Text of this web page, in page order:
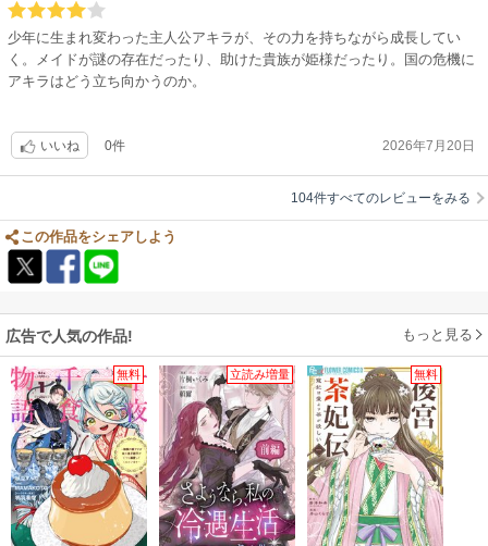
少年に生まれ変わった主人公アキラが、その力を持ちながら成長してい
く。メイドが謎の存在だったり、助けた貴族が姫様だったり。国の危機に
アキラはどう立ち向かうのか。
いいね 0件 2026年7月20日
104件すべてのレビューをみる
この作品をシェアしよう
広告で人気の作品! もっと見る
無料 立読み増量 無料